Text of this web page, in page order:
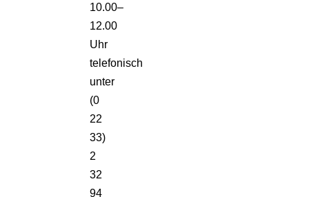
10.00–
12.00
Uhr
telefonisch
unter
(0
22
33)
2
32
94